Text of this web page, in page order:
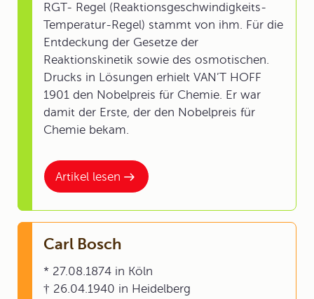
Artikel lesen
RGT- Regel (Reaktionsgeschwindigkeits-
Temperatur-Regel) stammt von ihm. Für die
Entdeckung der Gesetze der
Reaktionskinetik sowie des osmotischen.
Drucks in Lösungen erhielt VAN’T HOFF
1901 den Nobelpreis für Chemie. Er war
damit der Erste, der den Nobelpreis für
Chemie bekam.
Carl Bosch
* 27.08.1874 in Köln
† 26.04.1940 in Heidelberg